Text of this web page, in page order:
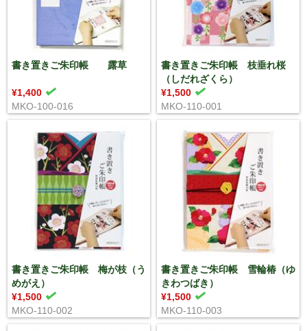
書き置きご朱印帳 露草
¥1,400
MKO-100-016
書き置きご朱印帳 枝垂れ桜
（しだれざくら）
¥1,500
MKO-110-001
書き置きご朱印帳 梅が枝（う
めがえ）
¥1,500
MKO-110-002
書き置きご朱印帳 雪輪椿（ゆ
きわつばき）
¥1,500
MKO-110-003